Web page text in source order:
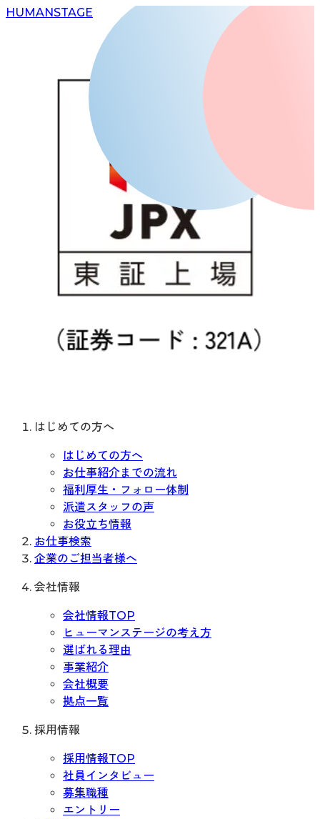
HUMANSTAGE
はじめての方へ
はじめての方へ
お仕事紹介までの流れ
福利厚生・フォロー体制
派遣スタッフの声
お役立ち情報
お仕事検索
企業のご担当者様へ
会社情報
会社情報TOP
ヒューマンステージの考え方
選ばれる理由
事業紹介
会社概要
拠点一覧
採用情報
採用情報TOP
社員インタビュー
募集職種
エントリー